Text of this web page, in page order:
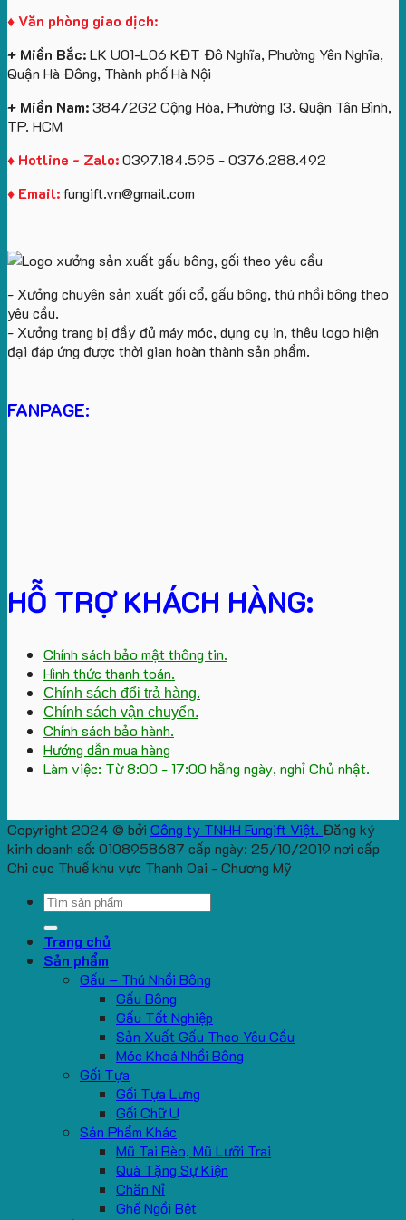
tặng
U
Logo
♦ Văn phòng giao dịch:
+ Miền Bắc:LK U01-L06 KĐT Đô Nghĩa, Phường Yên Nghĩa,
Quận Hà Đông, Thành phố Hà Nội
+ Miền Nam:384/2G2 Cộng Hòa, Phường 13. Quận Tân Bình,
TP. HCM
♦ Hotline - Zalo:0397.184.595 - 0376.288.492
♦ Email:fungift.vn@gmail.com
- Xưởng chuyên sản xuất gối cổ, gấu bông, thú nhồi bông theo
yêu cầu.
- Xưởng trang bị đầy đủ máy móc, dụng cụ in, thêu logo hiện
đại đáp ứng được thời gian hoàn thành sản phẩm.
FANPAGE:
HỖ TRỢ KHÁCH HÀNG:
Chính sách bảo mật thông tin.
Hình thức thanh toán.
Chính sách đổi trả hàng.
Chính sách vận chuyển.
Chính sách bảo hành.
Hướng dẫn mua hàng
Làm việc: Từ 8:00 - 17:00 hằng ngày, nghỉ Chủ nhật.
Copyright 2024 © bởi Công ty TNHH Fungift Việt. Đăng ký
kinh doanh số: 0108958687 cấp ngày: 25/10/2019 nơi cấp
Chi cục Thuế khu vực Thanh Oai - Chương Mỹ
Search
Trang chủ
Sản phẩm
Gấu – Thú Nhồi Bông
Gấu Bông
Gấu Tốt Nghiệp
Sản Xuất Gấu Theo Yêu Cầu
Móc Khoá Nhồi Bông
Gối Tựa
Gối Tựa Lưng
Gối Chữ U
Sản Phẩm Khác
Mũ Tai Bèo, Mũ Lưỡi Trai
Quà Tặng Sự Kiện
Chăn Nỉ
Ghế Ngồi Bệt